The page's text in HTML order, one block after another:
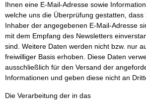
Ihnen eine E-Mail-Adresse sowie
welche uns die Überprüfung gestatten, dass
Inhaber der angegebenen E-Mail-Adresse
mit dem Empfang des Newsletters
sind. Weitere Daten werden nicht bzw. nur
freiwilliger Basis erhoben. Diese Daten
ausschließlich für den Versand der
Informationen und geben diese nicht an
Die Verarbeitung der in das